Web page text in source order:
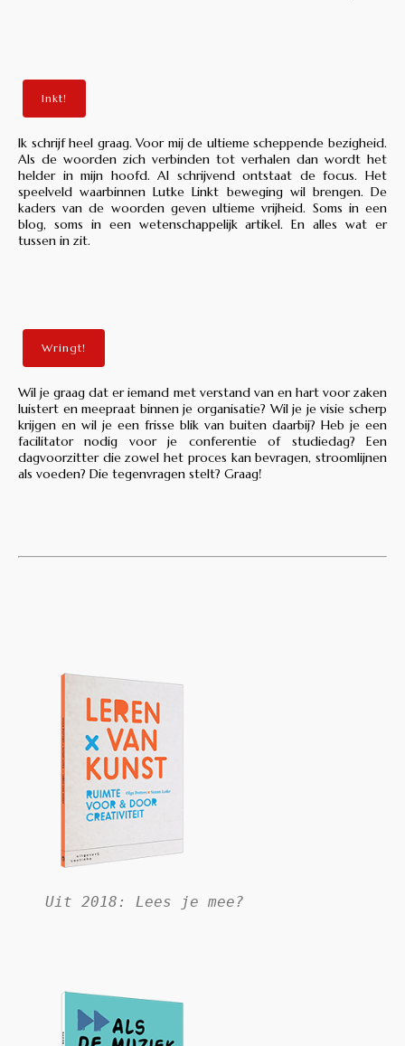
Inkt!
Ik schrijf heel graag. Voor mij de ultieme scheppende bezigheid.
Als de woorden zich verbinden tot verhalen dan wordt het
helder in mijn hoofd. Al schrijvend ontstaat de focus. Het
speelveld waarbinnen Lutke Linkt beweging wil brengen. De
kaders van de woorden geven ultieme vrijheid. Soms in een
blog, soms in een wetenschappelijk artikel. En alles wat er
tussen in zit.
Wringt!
Wil je graag dat er iemand met verstand van en hart voor zaken
luistert en meepraat binnen je organisatie? Wil je je visie scherp
krijgen en wil je een frisse blik van buiten daarbij? Heb je een
facilitator nodig voor je conferentie of studiedag? Een
dagvoorzitter die zowel het proces kan bevragen, stroomlijnen
als voeden? Die tegenvragen stelt? Graag!
   Uit 2018: Lees je mee?